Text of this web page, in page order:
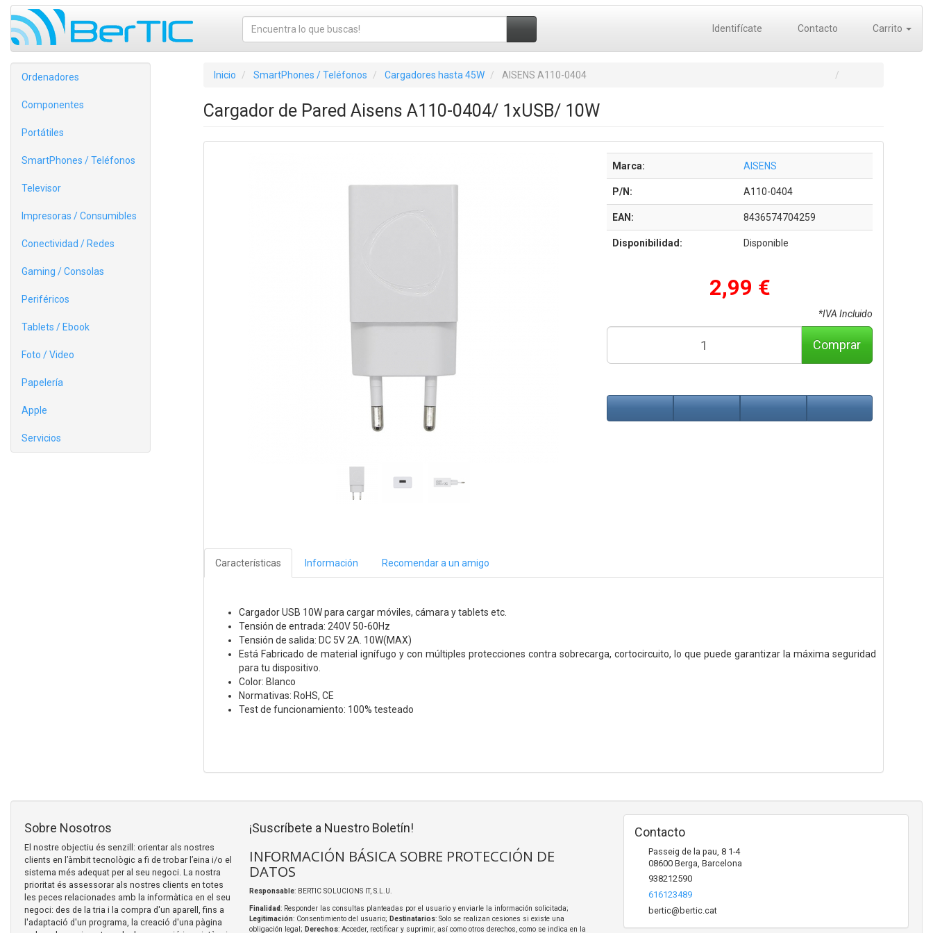
Identifícate Contacto Carrito
Ordenadores
Componentes
Portátiles
SmartPhones / Teléfonos
Televisor
Impresoras / Consumibles
Conectividad / Redes
Gaming / Consolas
Periféricos
Tablets / Ebook
Foto / Video
Papelería
Apple
Servicios
Inicio SmartPhones / Teléfonos Cargadores hasta 45W AISENS A110-0404
Cargador de Pared Aisens A110-0404/ 1xUSB/ 10W
Marca: AISENS
P/N: A110-0404
EAN: 8436574704259
Disponibilidad: Disponible
2,99 €
*IVA Incluido
Comprar
Características Información Recomendar a un amigo
Cargador USB 10W para cargar móviles, cámara y tablets etc.
Tensión de entrada: 240V 50-60Hz
Tensión de salida: DC 5V 2A. 10W(MAX)
Está Fabricado de material ignífugo y con múltiples protecciones contra sobrecarga, cortocircuito, lo que puede garantizar la máxima seguridad
para tu dispositivo.
Color: Blanco
Normativas: RoHS, CE
Test de funcionamiento: 100% testeado
Sobre Nosotros
El nostre objectiu és senzill: orientar als nostres
clients en l’àmbit tecnològic a fi de trobar l’eina i/o el
sistema més adequat per al seu negoci. La nostra
prioritat és assessorar als nostres clients en totes
les peces relacionades amb la informàtica en el seu
negoci: des de la tria i la compra d'un aparell, fins a
l'adaptació d'un programa, la creació d'una pàgina
¡Suscríbete a Nuestro Boletín!
INFORMACIÓN BÁSICA SOBRE PROTECCIÓN DE
DATOS
Responsable: BERTIC SOLUCIONS IT, S.L.U.
Finalidad: Responder las consultas planteadas por el usuario y enviarle la información solicitada;
Legitimación: Consentimiento del usuario; Destinatarios: Solo se realizan cesiones si existe una
obligación legal; Derechos: Acceder, rectificar y suprimir, así como otros derechos, como se indica en la
Contacto
Passeig de la pau, 8 1-4
08600 Berga, Barcelona
938212590
616123489
bertic@bertic.cat